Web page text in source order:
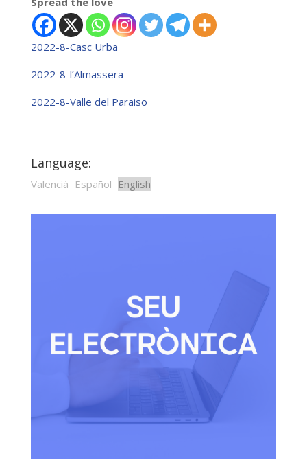
2022-8-Casc Urba
2022-8-l’Almassera
2022-8-Valle del Paraiso
Language:
Valencià Español English